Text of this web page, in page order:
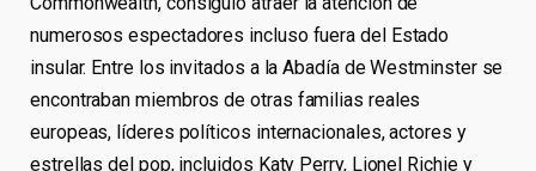
numerosos espectadores incluso fuera del Estado
insular. Entre los invitados a la Abadía de Westminster se
encontraban miembros de otras familias reales
europeas, líderes políticos internacionales, actores y
estrellas del pop, incluidos Katy Perry, Lionel Richie y